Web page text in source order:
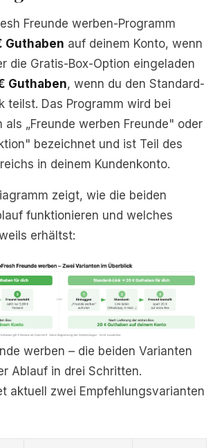
Freunde werben-Programm
Guthaben auf deinem Konto, wenn
die Gratis-Box-Option eingeladen
Guthaben, wenn du den Standard-
teilst. Das Programm wird bei
als „Freunde werben Freunde" oder
bezeichnet und ist Teil des
in deinem Kundenkonto.
zeigt, wie die beiden
funktionieren und welches
erhältst:
werben – die beiden Varianten
Ablauf in drei Schritten.
aktuell zwei Empfehlungsvarianten